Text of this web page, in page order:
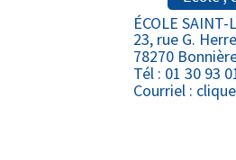
ÉCOLE SAINT-
23, rue G.
78270
Tél : 01 30 93
Courriel :